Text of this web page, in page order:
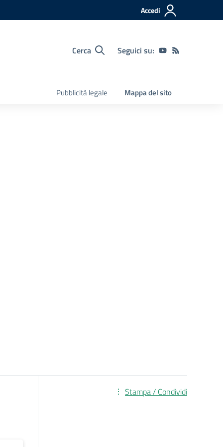
Accedi
Cerca Seguici su:
Pubblicità legale Mappa del sito
Stampa / Condividi